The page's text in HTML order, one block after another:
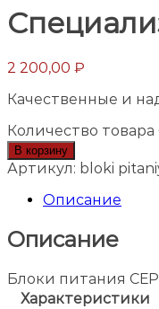
2 200,00 ₽
Качественные и
Количество
В корзину
Артикул: bloki
Описание
Описание
Блоки питания
Характеристики